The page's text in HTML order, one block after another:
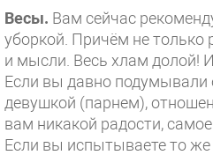
Весы. Вам сейчас
уборкой. Причём не только
и мысли. Весь хлам долой!
Если вы давно подумывали
девушкой (парнем),
вам никакой радости,
Если вы испытываете то